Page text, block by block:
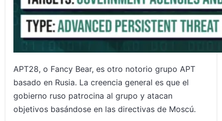
APT28, o Fancy Bear, es otro notorio grupo APT
basado en Rusia. La creencia general es que el
gobierno ruso patrocina al grupo y atacan
objetivos basándose en las directivas de Moscú.